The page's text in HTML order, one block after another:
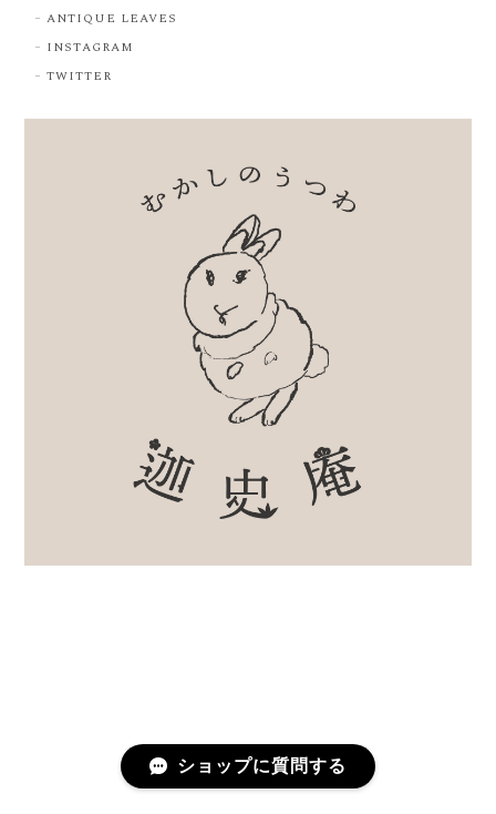
ANTIQUE LEAVES
INSTAGRAM
TWITTER
ショップに質問する